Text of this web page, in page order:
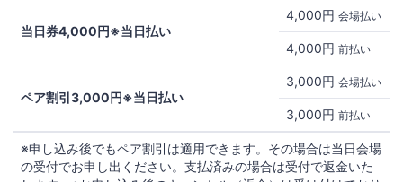
当日券4,000円※当日払い
4,000円 会場払い
4,000円 前払い
ペア割引3,000円※当日払い
3,000円 会場払い
3,000円 前払い
※申し込み後でもペア割引は適用できます。その場合は当日会場
の受付でお申し出ください。支払済みの場合は受付で返金いた